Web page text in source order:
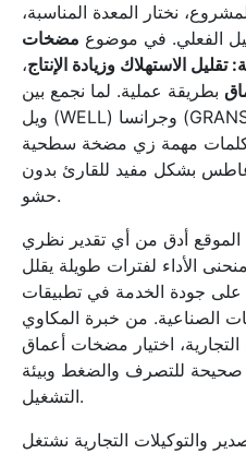
نختار المعدة المناسبة،
الفعلي. في موضوع مضخات
الاستهلاك وزيادة الإنتاج،
بطريقة عملية. لما نجمع بين
ويل (WELL) وجرانسا (GRANSA) نقدر نغطي شرائح تشغيل
كلمات مهمة زي مضخة سطحية
بشكل مفيد للقارئ بدون
حشو.
أدق من أي تقدير نظري
الأداء لفترات طويلة يقلل
على جودة الخدمة في تطبيقات
الصناعية. من خبرة المكاوي
التجارية، اختيار مضخات أعماق
صحيحة للتصرف والضغط وبيئة
التشغيل.
والتوكيلات التجارية نشتغل